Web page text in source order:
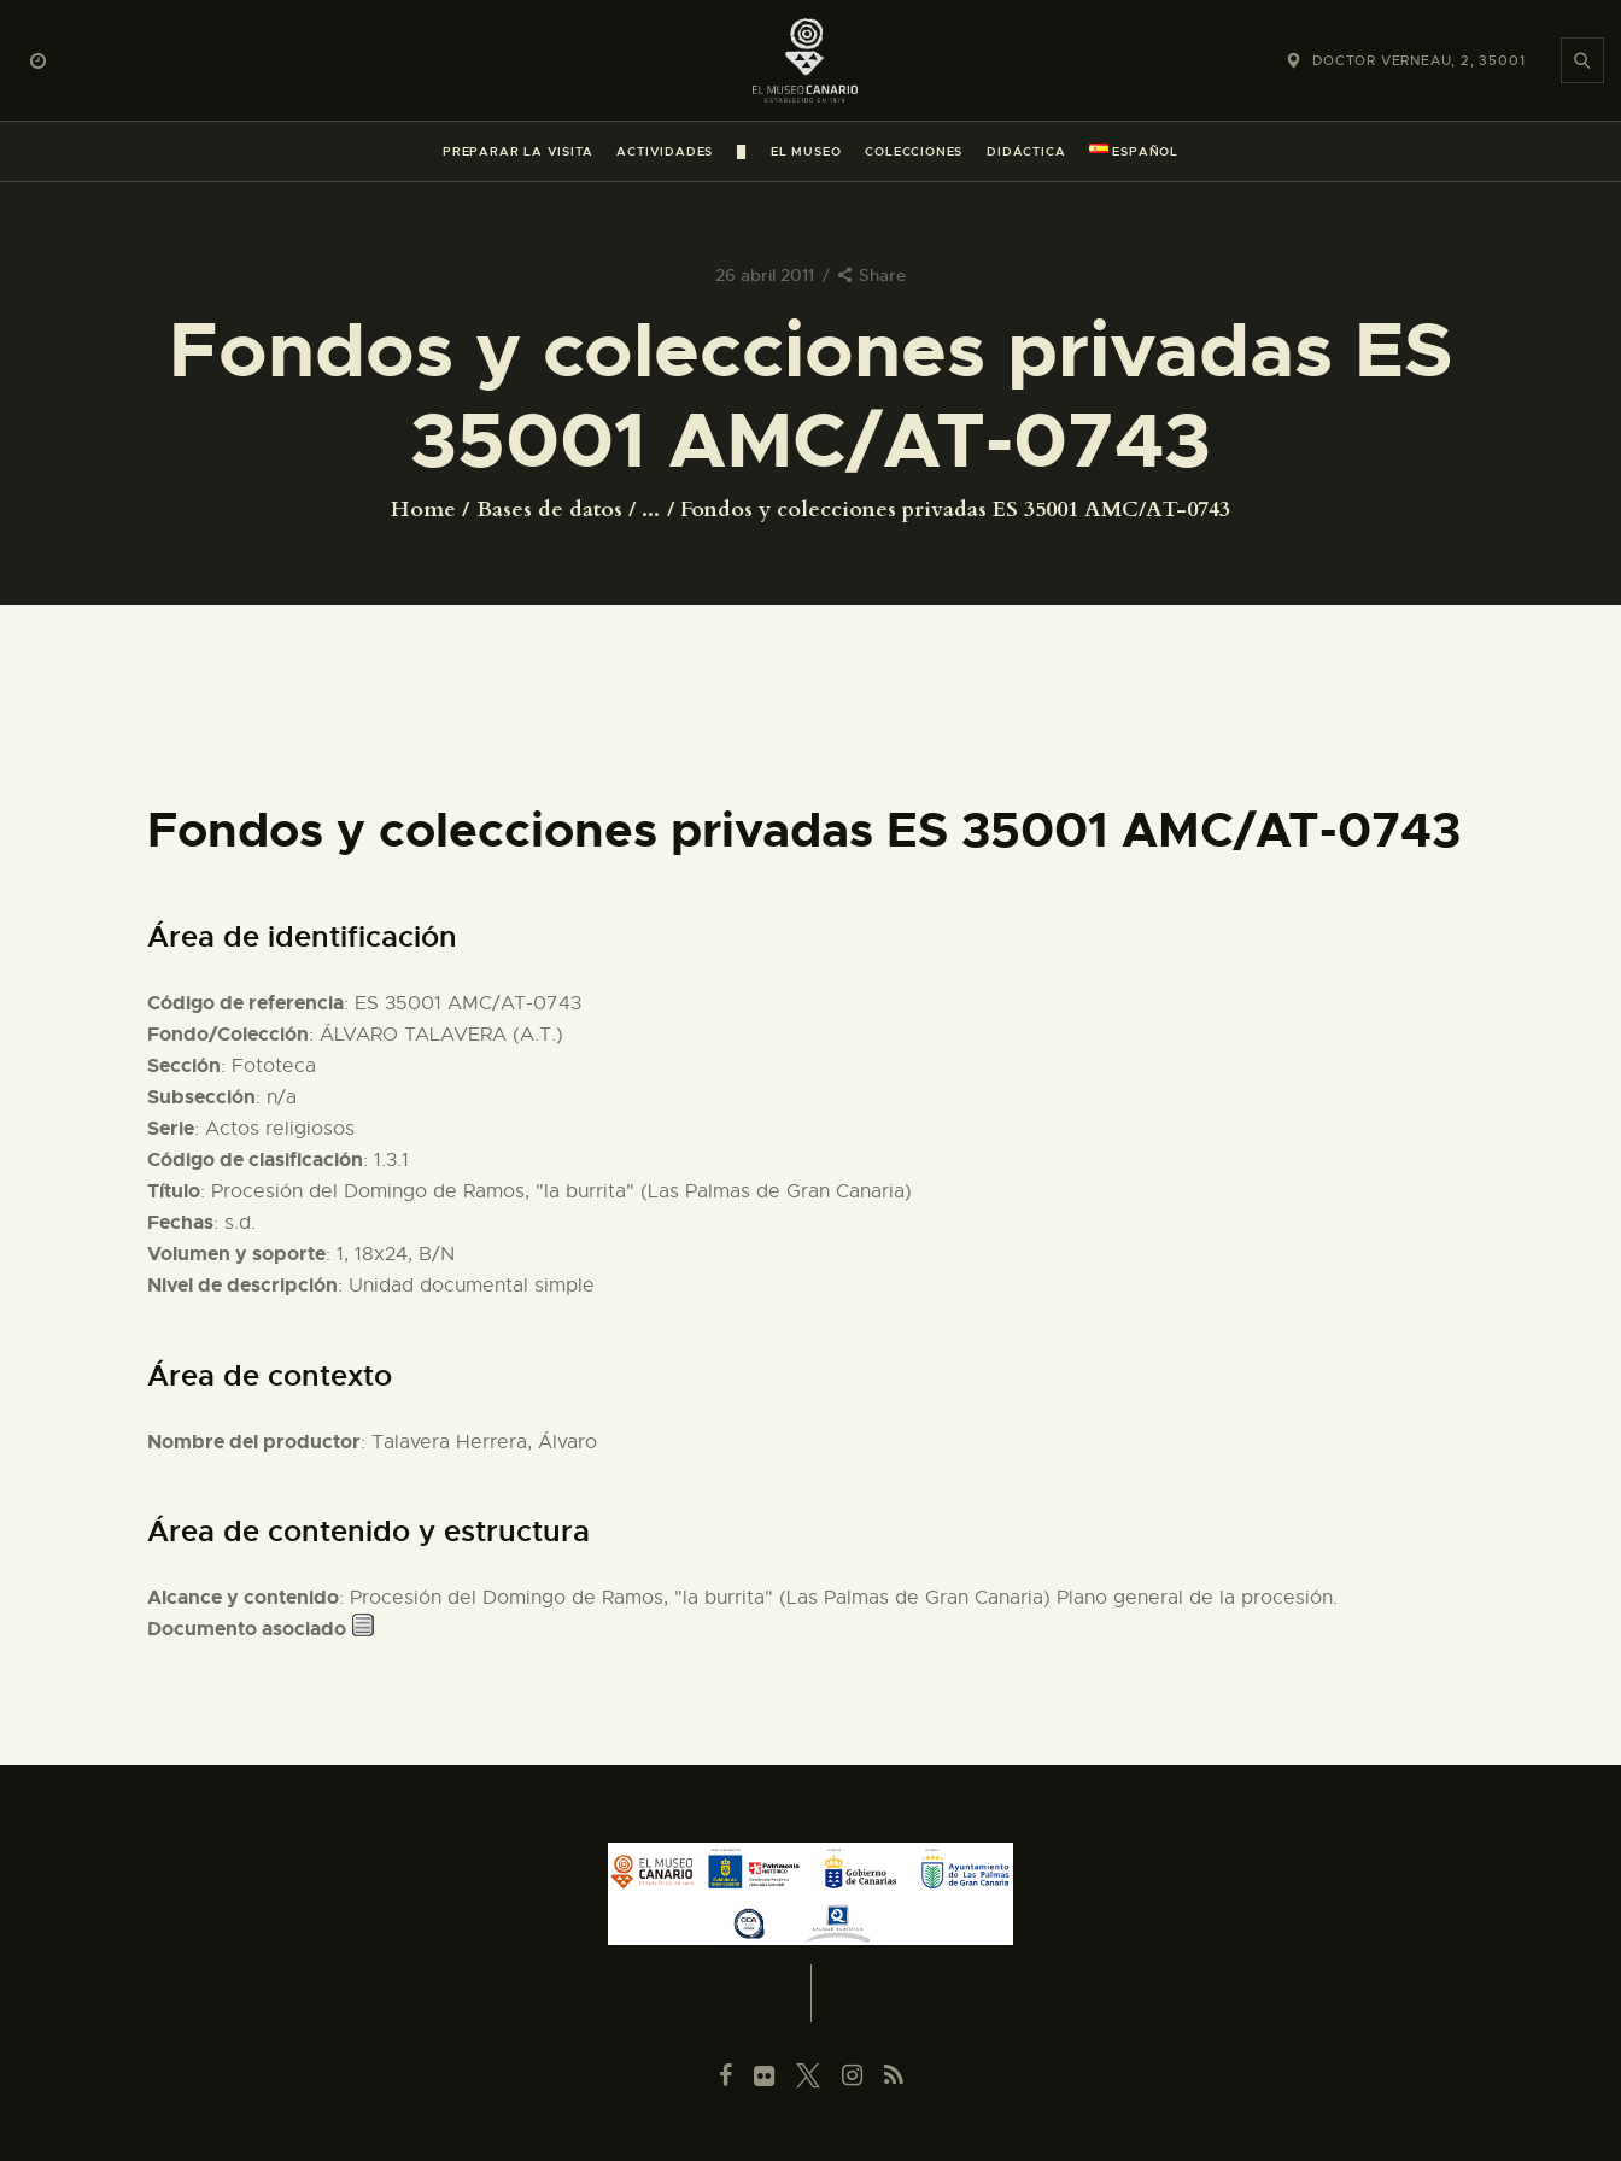
DOCTOR VERNEAU, 2, 35001
PREPARAR LA VISITA ACTIVIDADES EL MUSEO COLECCIONES DIDÁCTICA ESPAÑOL
26 abril 2011 Share
Fondos y colecciones privadas ES
35001 AMC/AT-0743
Home Bases de datos ... Fondos y colecciones privadas ES 35001 AMC/AT-0743
PREPARAR LA VISITA
ACTIVIDADES
█
COLECCIONES
DIDÁCTICA
ESPAÑOL
Fondos y colecciones privadas ES 35001 AMC/AT-0743
Área de identificación
Código de referencia: ES 35001 AMC/AT-0743
Fondo/Colección: ÁLVARO TALAVERA (A.T.)
Sección: Fototeca
Subsección: n/a
Serie: Actos religiosos
Código de clasificación: 1.3.1
Título: Procesión del Domingo de Ramos, "la burrita" (Las Palmas de Gran Canaria)
Fechas: s.d.
Volumen y soporte: 1, 18x24, B/N
Nivel de descripción: Unidad documental simple
Área de contexto
Nombre del productor: Talavera Herrera, Álvaro
Área de contenido y estructura
Alcance y contenido: Procesión del Domingo de Ramos, "la burrita" (Las Palmas de Gran Canaria) Plano general de la procesión.
Documento asociado